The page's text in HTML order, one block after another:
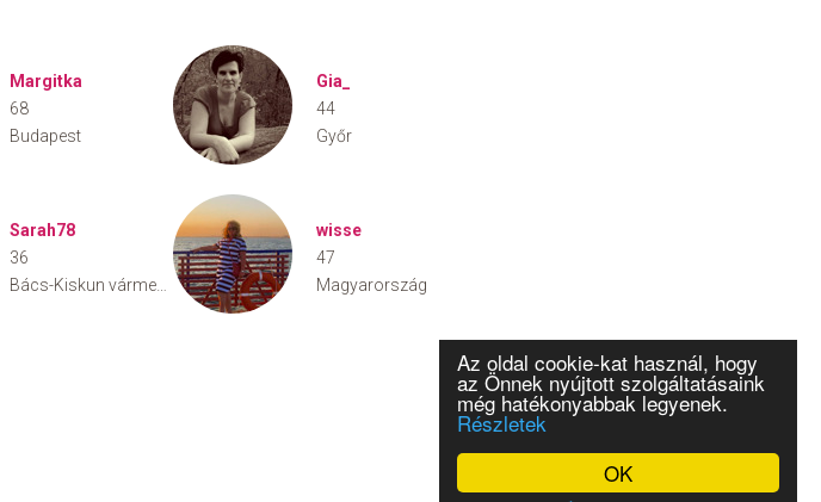
OK
Az oldal cookie-kat használ, hogy
az Önnek nyújtott szolgáltatásaink
még hatékonyabbak legyenek.
Részletek
Margitka
68
Budapest
Gia_
44
Győr
Sarah78
36
wisse
47
Magyarország